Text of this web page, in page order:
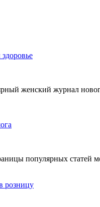
женский журнал
популярных статей
розницу